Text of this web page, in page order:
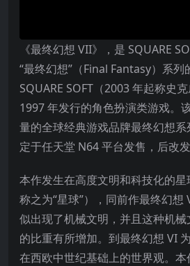
《最终幻想 VII》，是 SQUARE
“最终幻想”（Final Fantasy）系列
SQUARE SOFT（2003 年起称史
1997 年发行的角色扮演类游戏。
量的全球经典游戏品牌最终幻想
定于任天堂 N64 平台发售，后改
本作发生在高度文明和科技化的
称之为“星球”），同前作最终幻想
似出现了机械文明，并且这种机
的比重有所增加。到最终幻想 VI
在西欧中世纪基础上的世界观。